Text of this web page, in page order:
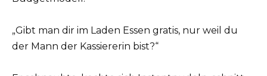
„Gibt man dir im Laden Essen gratis, nur weil du
der Mann der Kassiererin bist?“